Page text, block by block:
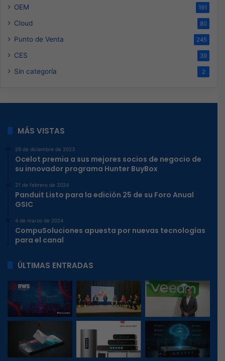
OEM 191
Cloud 80
Punto de Venta 245
CES 39
Sin categoría 2
MÁS VISTAS
29 de diciembre de 2023
Ocelot premia a sus mejores socios de negocio de
su innovador programa Hunter BuyBox
21 de febrero de 2024
Panduit Listo para la edición 25 de su Foro Anual
GSIC
4 de marzo de 2024
CompuSoluciones apuesta por nuevas tecnologías
para el canal
ÚLTIMAS ENTRADAS